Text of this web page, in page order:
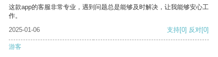
这款app的客服非常专业，遇到问题总是能够及时解决，让我能够安心工
作。
2025-01-06
支持[0] 反对[0]
游客